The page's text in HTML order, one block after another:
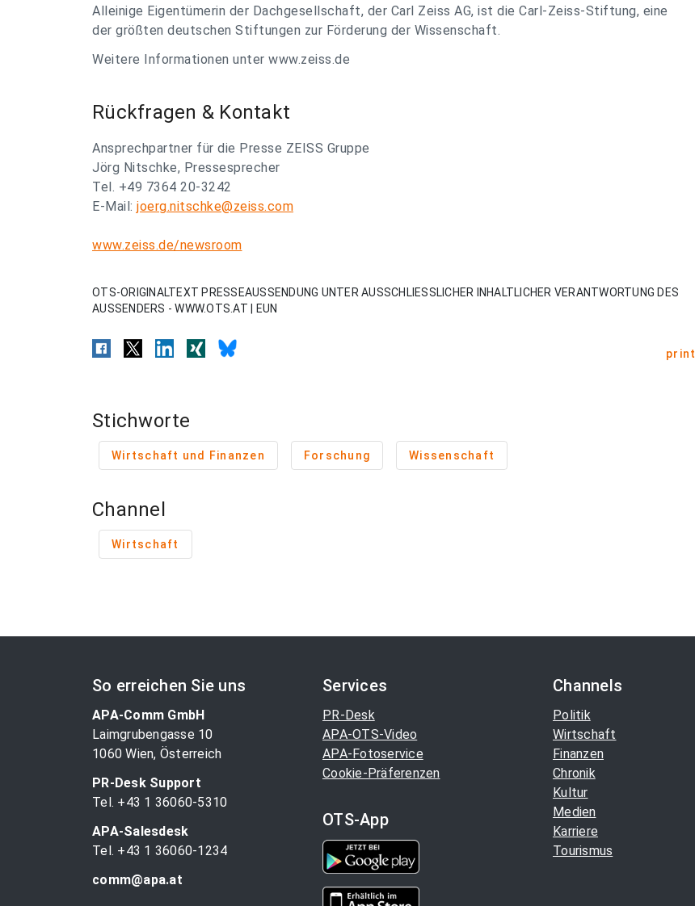
Alleinige Eigentümerin der Dachgesellschaft, der Carl Zeiss AG, ist die Carl-Zeiss-Stiftung, eine
der größten deutschen Stiftungen zur Förderung der Wissenschaft.
Weitere Informationen unter www.zeiss.de
Rückfragen & Kontakt
Ansprechpartner für die Presse ZEISS Gruppe
Jörg Nitschke, Pressesprecher
Tel. +49 7364 20-3242
E-Mail: joerg.nitschke@zeiss.com
www.zeiss.de/newsroom
OTS-ORIGINALTEXT PRESSEAUSSENDUNG UNTER AUSSCHLIESSLICHER INHALTLICHER VERANTWORTUNG DES
AUSSENDERS - WWW.OTS.AT | EUN
print
Stichworte
Wirtschaft und Finanzen Forschung Wissenschaft
Channel
Wirtschaft
So erreichen Sie uns
APA-Comm GmbH
Laimgrubengasse 10
1060 Wien, Österreich
PR-Desk Support
Tel. +43 1 36060-5310
APA-Salesdesk
Tel. +43 1 36060-1234
comm@apa.at
Services
PR-Desk
APA-OTS-Video
APA-Fotoservice
Cookie-Präferenzen
OTS-App
Channels
Politik
Wirtschaft
Finanzen
Chronik
Kultur
Medien
Karriere
Tourismus